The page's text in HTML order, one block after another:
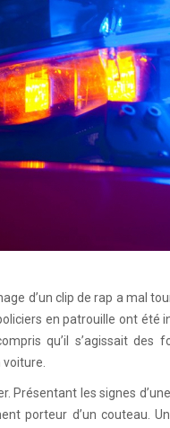
d’un clip de rap a mal
en patrouille ont été
qu’il s’agissait
Présentant les signes
porteur d’un couteau.